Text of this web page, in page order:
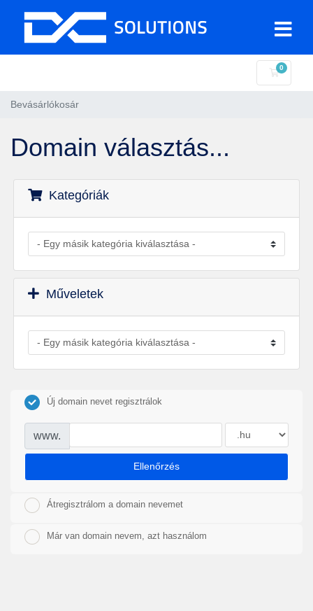
0
Bevásárlókosár
Domain választás...
Kategóriák
Műveletek
Új domain nevet regisztrálok
www.
Ellenőrzés
Átregisztrálom a domain nevemet
Már van domain nevem, azt használom